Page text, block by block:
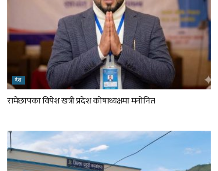
देश
रामेछापका विपेश खत्री प्रदेश कोषाध्यक्षमा मनोनित